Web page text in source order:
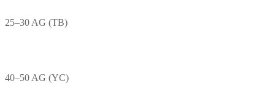
25–30 AG (TB)
40–50 AG (YC)